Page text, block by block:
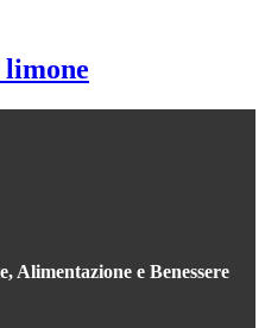
Alimentazione e Benessere